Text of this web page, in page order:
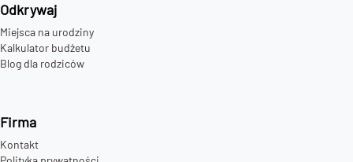
Odkrywaj
Miejsca na urodziny
Kalkulator budżetu
Blog dla rodziców
Firma
Kontakt